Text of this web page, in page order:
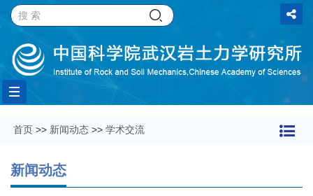
Toggle
navigation
首页 >> 新闻动态 >> 学术交流
新闻动态